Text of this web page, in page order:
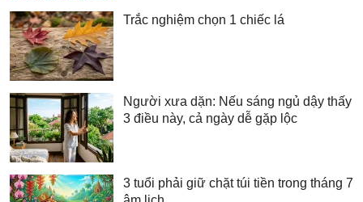
Trắc nghiệm chọn 1 chiếc lá
Người xưa dặn: Nếu sáng ngủ dậy thấy
3 điều này, cả ngày dễ gặp lộc
3 tuổi phải giữ chặt túi tiền trong tháng 7